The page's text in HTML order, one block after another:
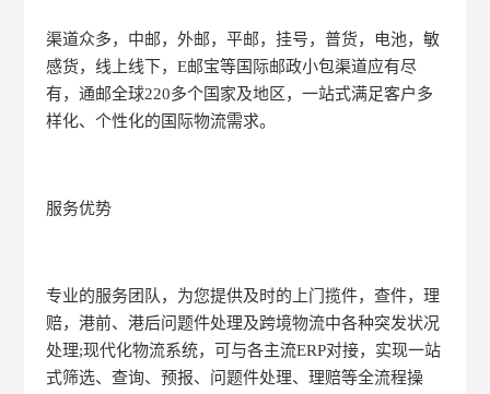
渠道众多，中邮，外邮，平邮，挂号，普货，电池，敏
感货，线上线下，E邮宝等国际邮政小包渠道应有尽
有，通邮全球220多个国家及地区，一站式满足客户多
样化、个性化的国际物流需求。
服务优势
专业的服务团队，为您提供及时的上门揽件，查件，理
赔，港前、港后问题件处理及跨境物流中各种突发状况
处理;现代化物流系统，可与各主流ERP对接，实现一站
式筛选、查询、预报、问题件处理、理赔等全流程操